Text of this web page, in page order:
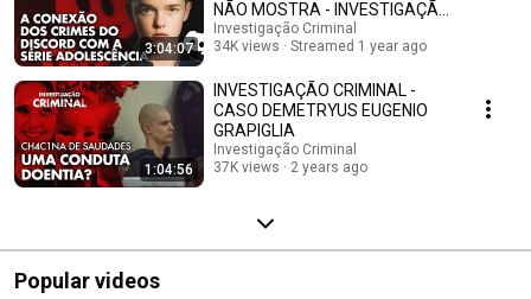
3:04:07
NÃO MOSTRA - INVESTIGAÇÃO
CRIMINAL
Investigação Criminal
34K views
Streamed 1 year ago
1:04:56
INVESTIGAÇÃO CRIMINAL -
CASO DEMETRYUS EUGENIO
GRAPIGLIA
Investigação Criminal
37K views
2 years ago
Popular videos